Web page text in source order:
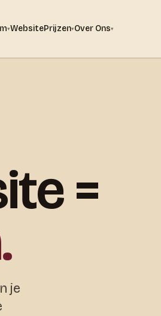
▾WebsitePrijzen▾ Over Ons▾
=
je